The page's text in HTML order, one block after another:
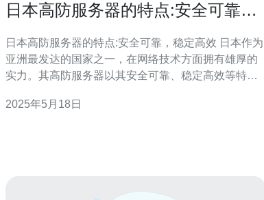
日本高防服务器的特点:安全可靠，
日本高防服务器的特点:安全可靠，稳定高效 日本作为
亚洲最发达的国家之一，在网络技术方面拥有雄厚的
实力。其高防服务器以其安全可靠、稳定高效等特点
出。首先，日本政府对于网络安全的管理非常严格，
2025年5月18日